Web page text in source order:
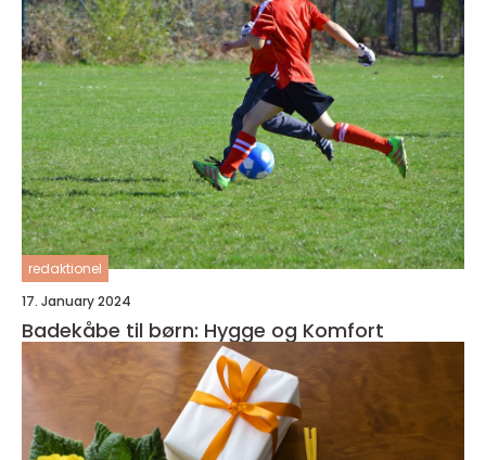
redaktionel
17. January 2024
Badekåbe til børn: Hygge og Komfort